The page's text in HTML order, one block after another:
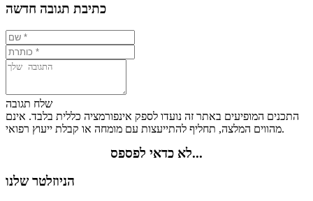
כתיבת תגובה חדשה
שלח תגובה
התכנים המופיעים באתר זה נועדו לספק אינפורמציה כללית בלבד. אינם
מהווים המלצה, תחליף להתייעצות עם מומחה או קבלת ייעוץ רפואי.
לא כדאי לפספס...
הניוזלטר שלנו